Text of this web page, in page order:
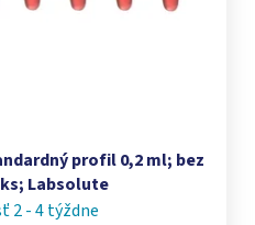
profil 0,2 ml; bez
Labsolute
2 - 4 týždne